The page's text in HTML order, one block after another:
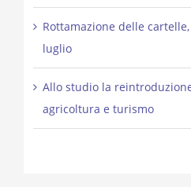
Rottamazione delle
luglio
Allo studio la
agricoltura e turismo